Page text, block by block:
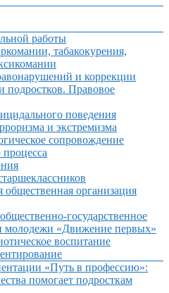
работы
табакокурения,
и коррекции
подростков. Правовое
поведения
и экстремизма
сопровождение
процесса
общественная организация
государственное
молодежи «Движение первых»
воспитание
«Путь в профессию»:
помогает подросткам